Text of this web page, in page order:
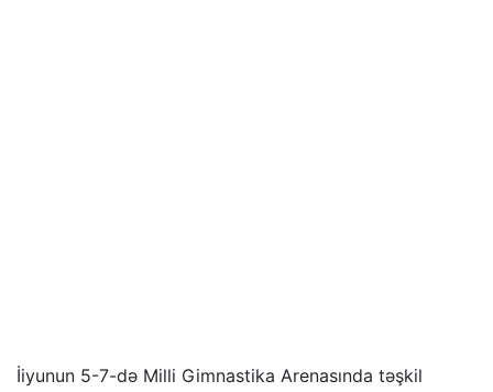
İiyunun 5-7-də Milli Gimnastika Arenasında təşkil